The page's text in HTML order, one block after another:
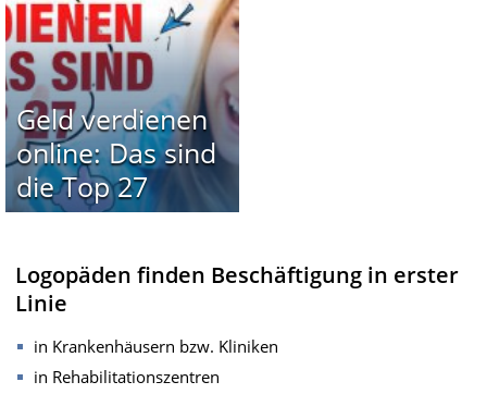
Geld verdienen
online: Das sind
die Top 27
Logopäden finden Beschäftigung in erster
Linie
in Krankenhäusern bzw. Kliniken
in Rehabilitationszentren